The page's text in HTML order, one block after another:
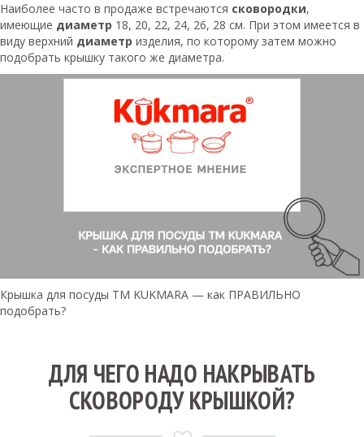
Наиболее часто в продаже встречаются сковородки,
имеющие диаметр 18, 20, 22, 24, 26, 28 см. При этом имеется в
виду верхний диаметр изделия, по которому затем можно
подобрать крышку такого же диаметра.
Крышка для посуды TM KUKMARA — как ПРАВИЛЬНО
подобрать?
ДЛЯ ЧЕГО НАДО НАКРЫВАТЬ
СКОВОРОДУ КРЫШКОЙ?